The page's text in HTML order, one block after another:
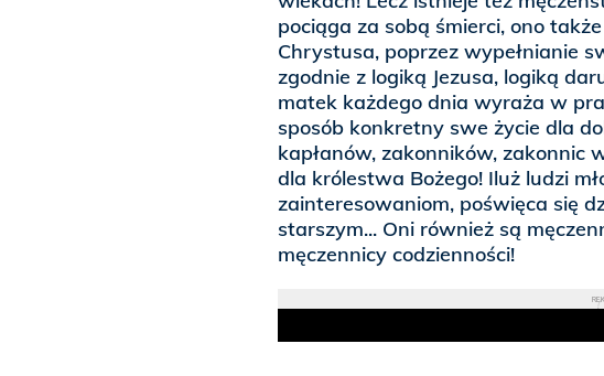
pociąga za sobą śmierci, ono
Chrystusa, poprzez wypełnianie
zgodnie z logiką Jezusa, logiką
matek każdego dnia wyraża w
sposób konkretny swe życie dla
kapłanów, zakonników, zakonnic
dla królestwa Bożego! Iluż ludzi
zainteresowaniom, poświęca się
starszym... Oni również są
męczennicy codzienności!